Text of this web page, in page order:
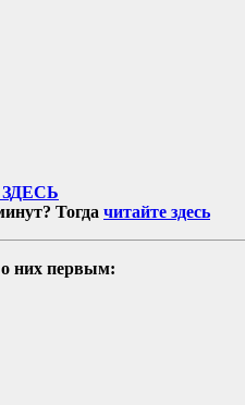
Тогда читайте здесь
них первым: